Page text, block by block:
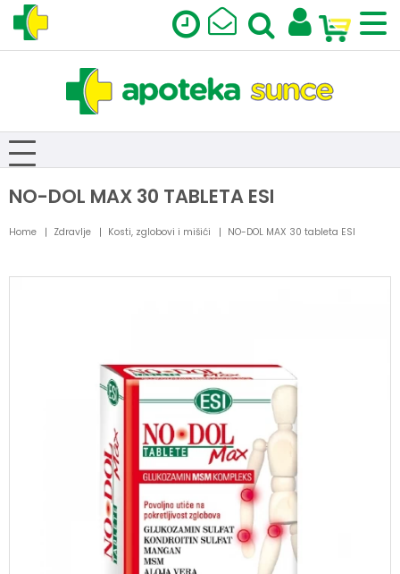
NO-DOL MAX 30 TABLETA ESI
Home Zdravlje Kosti, zglobovi i mišići NO-DOL MAX 30 tableta ESI